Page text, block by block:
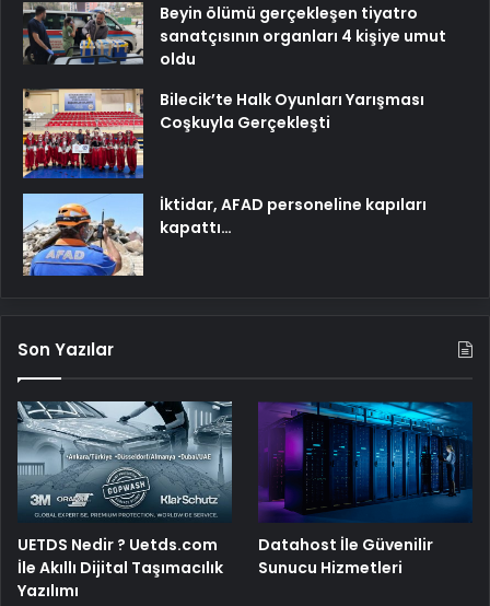
Beyin ölümü gerçekleşen tiyatro
sanatçısının organları 4 kişiye umut
oldu
Bilecik’te Halk Oyunları Yarışması
Coşkuyla Gerçekleşti
İktidar, AFAD personeline kapıları
kapattı…
Son Yazılar
UETDS Nedir ? Uetds.com
İle Akıllı Dijital Taşımacılık
Yazılımı
Datahost İle Güvenilir
Sunucu Hizmetleri